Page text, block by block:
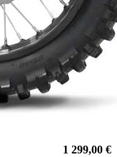
1 299,00 €